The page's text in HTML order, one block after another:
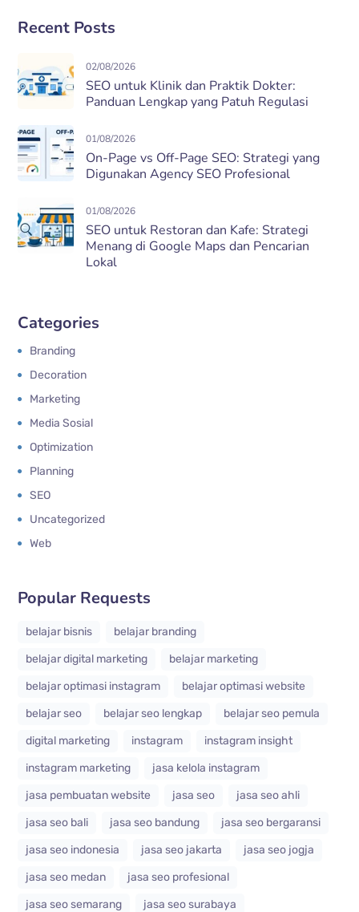
Recent Posts
02/08/2026
SEO untuk Klinik dan Praktik Dokter:
Panduan Lengkap yang Patuh Regulasi
01/08/2026
On-Page vs Off-Page SEO: Strategi yang
Digunakan Agency SEO Profesional
01/08/2026
SEO untuk Restoran dan Kafe: Strategi
Menang di Google Maps dan Pencarian
Lokal
Categories
Branding
Decoration
Marketing
Media Sosial
Optimization
Planning
SEO
Uncategorized
Web
Popular Requests
belajar bisnis
belajar branding
belajar digital marketing
belajar marketing
belajar optimasi instagram
belajar optimasi website
belajar seo
belajar seo lengkap
belajar seo pemula
digital marketing
instagram
instagram insight
instagram marketing
jasa kelola instagram
jasa pembuatan website
jasa seo
jasa seo ahli
jasa seo bali
jasa seo bandung
jasa seo bergaransi
jasa seo indonesia
jasa seo jakarta
jasa seo jogja
jasa seo medan
jasa seo profesional
jasa seo semarang
jasa seo surabaya